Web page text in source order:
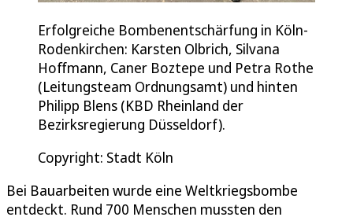
Erfolgreiche Bombenentschärfung in Köln-
Rodenkirchen: Karsten Olbrich, Silvana
Hoffmann, Caner Boztepe und Petra Rothe
(Leitungsteam Ordnungsamt) und hinten
Philipp Blens (KBD Rheinland der
Bezirksregierung Düsseldorf).
Copyright: Stadt Köln
Bei Bauarbeiten wurde eine Weltkriegsbombe
entdeckt. Rund 700 Menschen mussten den